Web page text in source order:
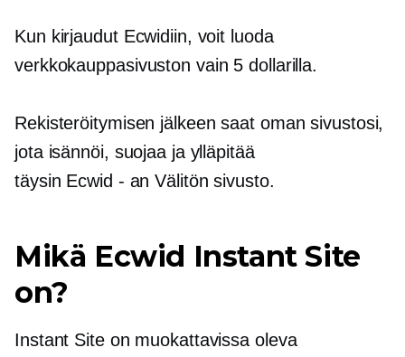
Kun kirjaudut Ecwidiin, voit luoda
verkkokauppasivuston vain 5 dollarilla.
Rekisteröitymisen jälkeen saat oman sivustosi,
jota isännöi, suojaa ja ylläpitää
täysin Ecwid - an Välitön sivusto.
Mikä Ecwid Instant Site
on?
Instant Site on muokattavissa oleva